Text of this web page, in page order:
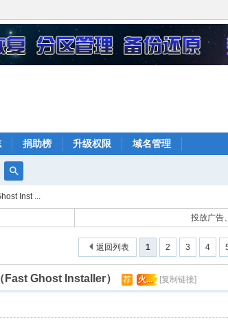
捐助榜 升级权限 域名管理
搜
索
Inst ...
投放广告
1 2 3 4
返回列表
Fast Ghost Installer） 荐 火... [复制链接]